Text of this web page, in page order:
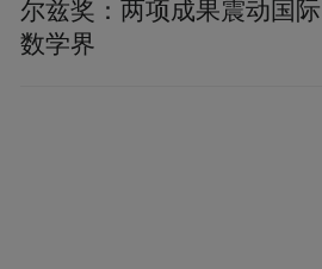
尔兹奖：两项成果震动国际
数学界